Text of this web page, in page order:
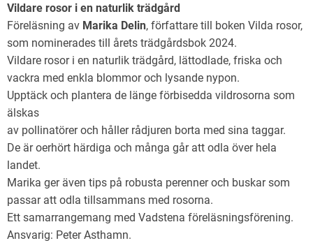
Vildare rosor i en naturlik trädgård
Föreläsning av Marika Delin, författare till boken Vilda rosor,
som nominerades till årets trädgårdsbok 2024.
Vildare rosor i en naturlik trädgård, lättodlade, friska och
vackra med enkla blommor och lysande nypon.
Upptäck och plantera de länge förbisedda vildrosorna som
älskas
av pollinatörer och håller rådjuren borta med sina taggar.
De är oerhört härdiga och många går att odla över hela
landet.
Marika ger även tips på robusta perenner och buskar som
passar att odla tillsammans med rosorna.
Ett samarrangemang med Vadstena föreläsningsförening.
Ansvarig: Peter Asthamn.